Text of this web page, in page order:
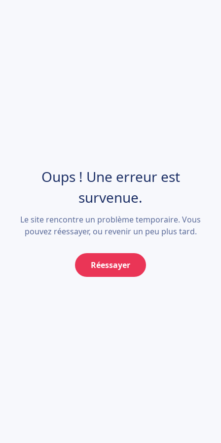
Oups ! Une erreur est
survenue.
Le site rencontre un problème temporaire. Vous
pouvez réessayer, ou revenir un peu plus tard.
Réessayer